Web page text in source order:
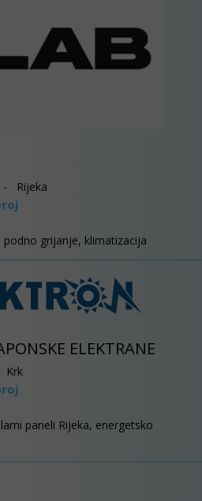
- Rijeka
grijanje, klimatizacija
ELEKTRANE
Krk
paneli Rijeka, energetsko